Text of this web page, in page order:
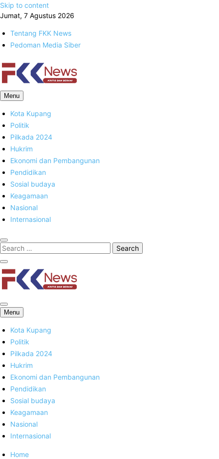
Skip to content
Jumat, 7 Agustus 2026
Tentang FKK News
Pedoman Media Siber
FKK News
Menu
Kota Kupang
Politik
Pilkada 2024
Hukrim
Ekonomi dan Pembangunan
Pendidikan
Sosial budaya
Keagamaan
Nasional
Internasional
FKK News
Menu
Kota Kupang
Politik
Pilkada 2024
Hukrim
Ekonomi dan Pembangunan
Pendidikan
Sosial budaya
Keagamaan
Nasional
Internasional
Home